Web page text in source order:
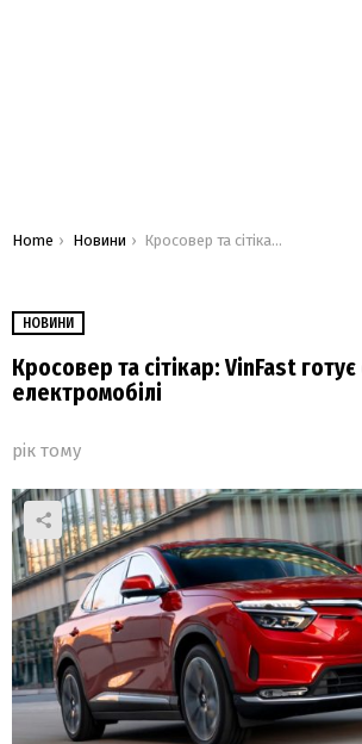
You are here:
Home Новини Кросовер та сітікар: VinFast готує одразу два електромобілі
НОВИНИ
Кросовер та сітікар: VinFast
електромобілі
рік тому